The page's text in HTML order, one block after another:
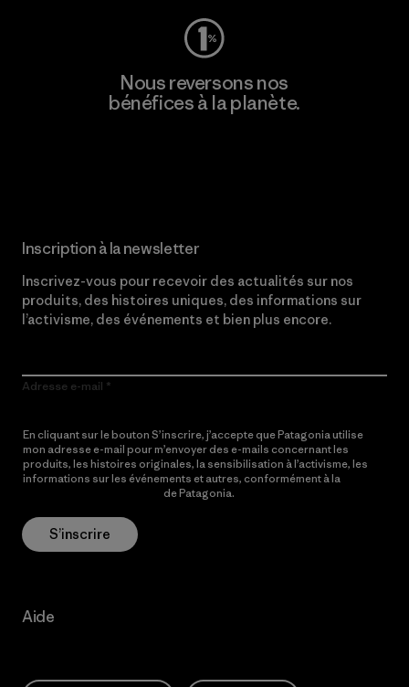
Nous reversons nos
bénéfices à la planète.
Inscription à la newsletter
Inscrivez-vous pour recevoir des actualités sur nos
produits, des histoires uniques, des informations sur
l’activisme, des événements et bien plus encore.
Adresse e-mail
En cliquant sur le bouton S’inscrire, j’accepte que Patagonia utilise
mon adresse e-mail pour m’envoyer des e-mails concernant les
produits, les histoires originales, la sensibilisation à l’activisme, les
informations sur les événements et autres, conformément à la
de Patagonia.
S’inscrire
Aide